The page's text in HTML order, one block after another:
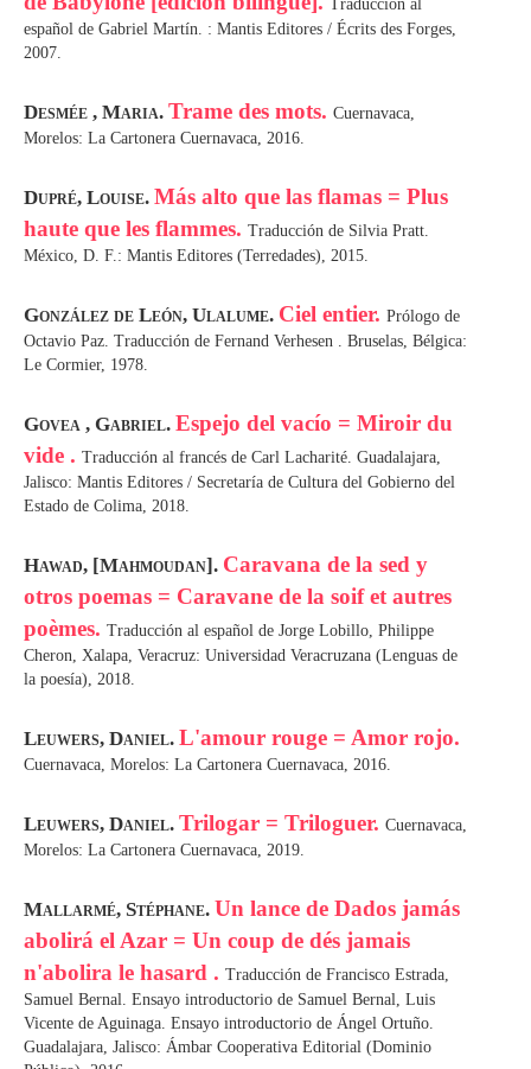
Traducción al
español de Gabriel Martín. : Mantis Editores / Écrits des Forges,
2007.
Desmée , Maria. Trame des mots. Cuernavaca,
Morelos: La Cartonera Cuernavaca, 2016.
Dupré, Louise. Más alto que las flamas = Plus
haute que les flammes. Traducción de Silvia Pratt.
México, D. F.: Mantis Editores (Terredades), 2015.
González de León, Ulalume. Ciel entier. Prólogo de
Octavio Paz. Traducción de Fernand Verhesen . Bruselas, Bélgica:
Le Cormier, 1978.
Govea , Gabriel. Espejo del vacío = Miroir du
vide . Traducción al francés de Carl Lacharité. Guadalajara,
Jalisco: Mantis Editores / Secretaría de Cultura del Gobierno del
Estado de Colima, 2018.
Hawad, [Mahmoudan]. Caravana de la sed y
otros poemas = Caravane de la soif et autres
poèmes. Traducción al español de Jorge Lobillo, Philippe
Cheron, Xalapa, Veracruz: Universidad Veracruzana (Lenguas de
la poesía), 2018.
Leuwers, Daniel. L'amour rouge = Amor rojo.
Cuernavaca, Morelos: La Cartonera Cuernavaca, 2016.
Leuwers, Daniel. Trilogar = Triloguer. Cuernavaca,
Morelos: La Cartonera Cuernavaca, 2019.
Mallarmé, Stéphane. Un lance de Dados jamás
abolirá el Azar = Un coup de dés jamais
n'abolira le hasard . Traducción de Francisco Estrada,
Samuel Bernal. Ensayo introductorio de Samuel Bernal, Luis
Vicente de Aguinaga. Ensayo introductorio de Ángel Ortuño.
Guadalajara, Jalisco: Ámbar Cooperativa Editorial (Dominio